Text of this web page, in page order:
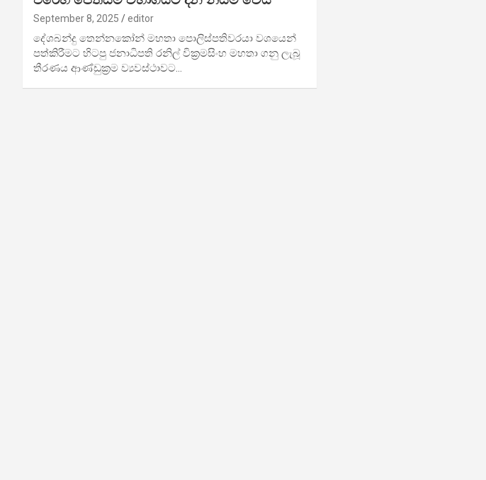
September 8, 2025 editor
දේශබන්දු තෙන්නකෝන් මහතා පොලිස්පතිවරයා වශයෙන්
පත්කිරීමට හිටපු ජනාධිපති රනිල් වික්‍රමසිංහ මහතා ගනු ලැබූ
තීරණය ආණ්ඩුක්‍රම ව්‍යවස්ථාවට…